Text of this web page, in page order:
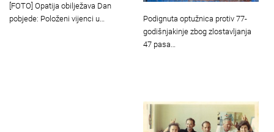
[FOTO] Opatija obilježava Dan
pobjede: Položeni vijenci u…
Podignuta optužnica protiv 77-
godišnjakinje zbog zlostavljanja
47 pasa…